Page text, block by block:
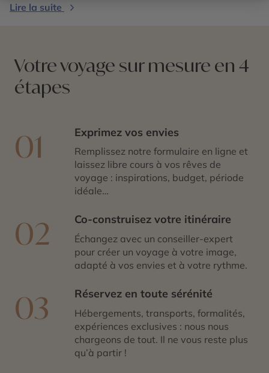
humains et militaires du conflit. Explorer Pearl Harbor,
à la réflexion autant qu’au souvenir.
Lire la suite
Votre voyage sur mesure en 4
étapes
01 Exprimez vos envies
Remplissez notre formulaire en ligne et
laissez libre cours à vos rêves de
voyage : inspirations, budget, période
idéale…
02 Co-construisez votre itinéraire
Échangez avec un conseiller-expert
pour créer un voyage à votre image,
adapté à vos envies et à votre rythme.
03 Réservez en toute sérénité
Hébergements, transports, formalités,
expériences exclusives : nous nous
chargeons de tout. Il ne vous reste plus
qu’à partir !